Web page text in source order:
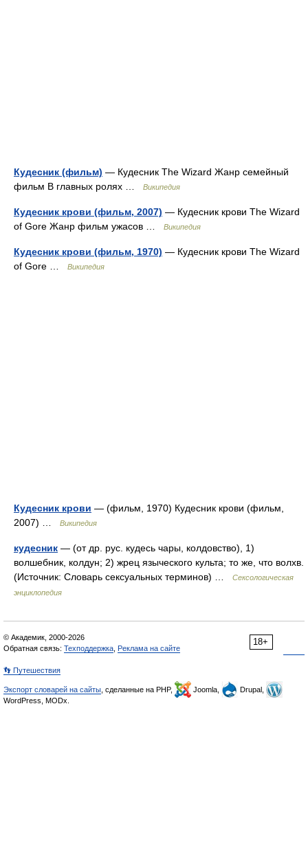
Кудесник (фильм) — Кудесник The Wizard Жанр семейный
фильм В главных ролях …
Википедия
Кудесник крови (фильм, 2007) — Кудесник крови The Wizard
of Gore Жанр фильм ужасов …
Википедия
Кудесник крови (фильм, 1970) — Кудесник крови The Wizard
of Gore …
Википедия
Кудесник крови — (фильм, 1970) Кудесник крови (фильм,
2007) …
Википедия
кудесник — (от др. рус. кудесь чары, колдовство), 1)
волшебник, колдун; 2) жрец языческого культа; то же, что волхв.
(Источник: Словарь сексуальных терминов) …
Сексологическая
энциклопедия
18+
© Академик, 2000-2026
Обратная связь: Техподдержка Реклама на сайте
👣 Путешествия
Экспорт словарей на сайты , сделанные на PHP, Joomla,
Drupal,
WordPress, MODx.